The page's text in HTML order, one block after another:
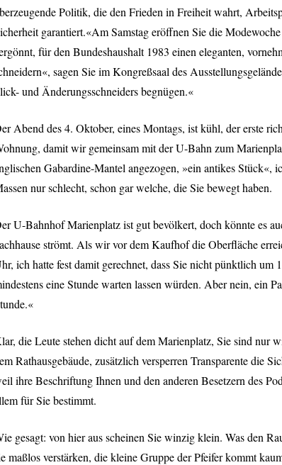
Politik, die den Frieden in Freiheit wahrt,
garantiert.«Am Samstag eröffnen Sie die
für den Bundeshaushalt 1983 einen eleganten,
sagen Sie im Kongreßsaal des
und Änderungsschneiders begnügen.«
Abend des 4. Oktober, eines Montags, ist kühl, der erste
damit wir gemeinsam mit der U-Bahn zum
Gabardine-Mantel angezogen, »ein antikes Stück«,
nur schlecht, schon gar welche, die Sie bewegt haben.
U-Bahnhof Marienplatz ist gut bevölkert, doch könnte es
strömt. Als wir vor dem Kaufhof die Oberfläche
ich hatte fest damit gerechnet, dass Sie nicht pünktlich um
eine Stunde warten lassen würden. Aber nein, ein
die Leute stehen dicht auf dem Marienplatz, Sie sind nur
Rathausgebäude, zusätzlich versperren Transparente die
ihre Beschriftung Ihnen und den anderen Besetzern des
für Sie bestimmt.
gesagt: von hier aus scheinen Sie winzig klein. Was den
maßlos verstärken, die kleine Gruppe der Pfeifer kommt